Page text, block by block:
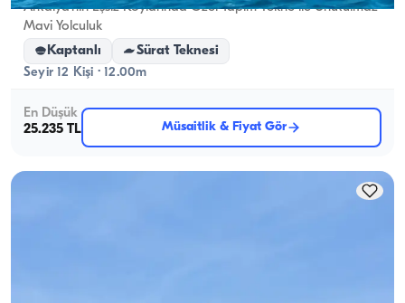
Antalya’nın Eşsiz Koylarında Özel Yapım Tekne ile Unutulmaz
Mavi Yolculuk
Kaptanlı
Sürat Teknesi
Seyir 12 Kişi · 12.00m
En Düşük
25.235 TL
Müsaitlik & Fiyat Gör